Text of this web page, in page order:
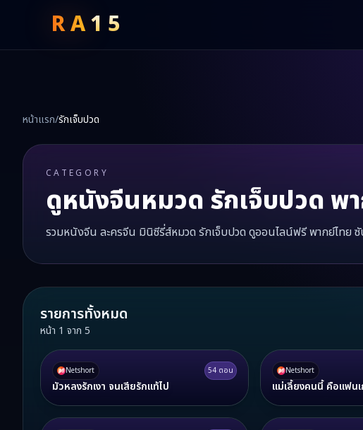
RA15
หน้าแรก/รักเจ็บปวด
CATEGORY
ดูหนังจีนหมวด รักเจ็บปวด พ
รวมหนังจีน ละครจีน มินิซีรี่ส์หมวด รักเจ็บปวด ดูออนไลน์ฟรี พากย์ไทย
รายการทั้งหมด
หน้า 1 จาก 5
Netshort 54ตอน
มัวหลงรักเงา จนเสียรักแท้ไป
Netshort
แม่เลี้ยงคนนี้ คือแฟน